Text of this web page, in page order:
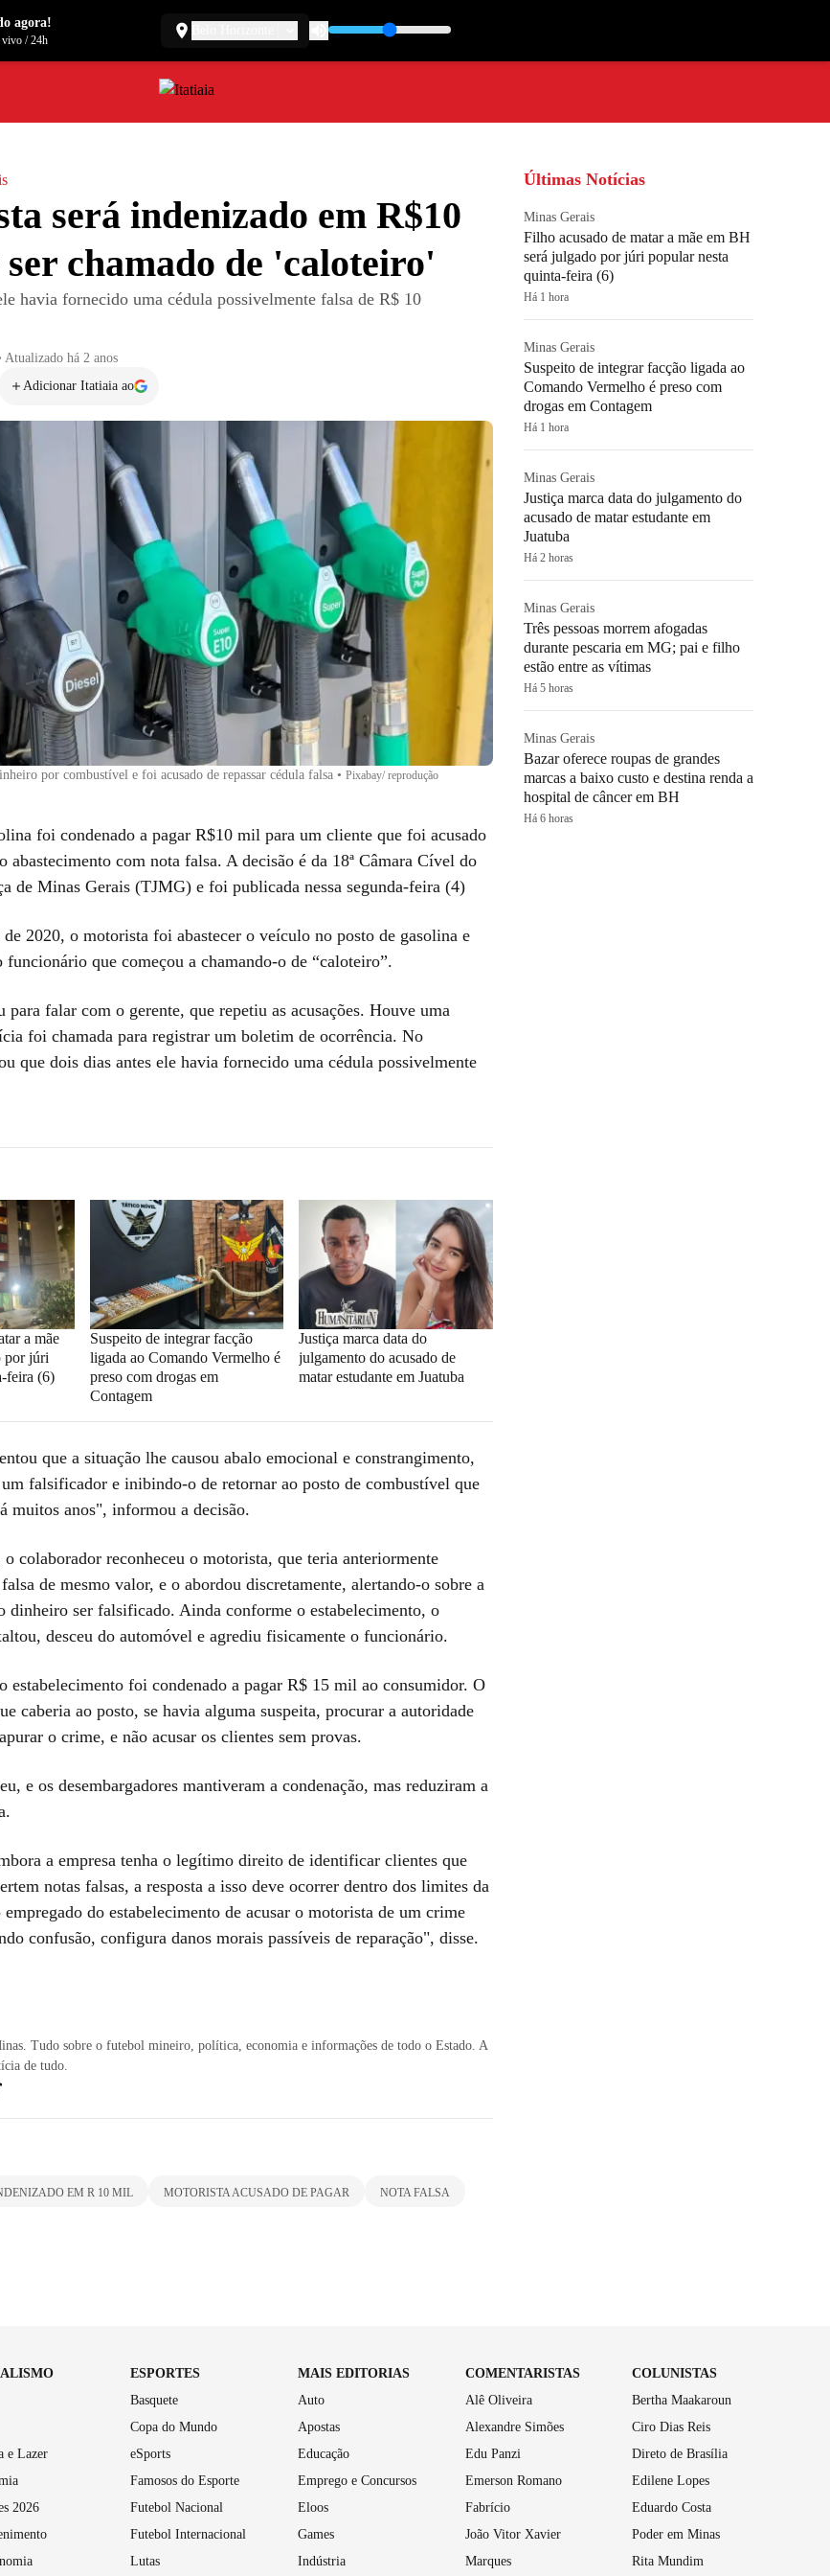
será indenizado em R$10
chamado de 'caloteiro'
havia fornecido uma cédula possivelmente falsa de R$ 10
Atualizado há 2 anos
Adicionar Itatiaia ao
por combustível e foi acusado de repassar cédula falsa • Pixabay/ reprodução
foi condenado a pagar R$10 mil para um cliente que foi acusado
abastecimento com nota falsa. A decisão é da 18ª Câmara Cível do
de Minas Gerais (TJMG) e foi publicada nessa segunda-feira (4)
2020, o motorista foi abastecer o veículo no posto de gasolina e
que começou a chamando-o de “caloteiro”.
para falar com o gerente, que repetiu as acusações. Houve uma
foi chamada para registrar um boletim de ocorrência. No
que dois dias antes ele havia fornecido uma cédula possivelmente
a mãe
por júri
feira (6)
Suspeito de integrar facção
ligada ao Comando Vermelho é
preso com drogas em
Contagem
Justiça marca data do
julgamento do acusado de
matar estudante em Juatuba
que a situação lhe causou abalo emocional e constrangimento,
falsificador e inibindo-o de retornar ao posto de combustível que
muitos anos", informou a decisão.
o colaborador reconheceu o motorista, que teria anteriormente
de mesmo valor, e o abordou discretamente, alertando-o sobre a
dinheiro ser falsificado. Ainda conforme o estabelecimento, o
desceu do automóvel e agrediu fisicamente o funcionário.
estabelecimento foi condenado a pagar R$ 15 mil ao consumidor. O
caberia ao posto, se havia alguma suspeita, procurar a autoridade
o crime, e não acusar os clientes sem provas.
e os desembargadores mantiveram a condenação, mas reduziram a
a empresa tenha o legítimo direito de identificar clientes que
notas falsas, a resposta a isso deve ocorrer dentro dos limites da
do estabelecimento de acusar o motorista de um crime
confusão, configura danos morais passíveis de reparação", disse.
Tudo sobre o futebol mineiro, política, economia e informações de todo o Estado. A
de tudo.
EM R 10 MIL MOTORISTA ACUSADO DE PAGAR
NOTA FALSA
Últimas Notícias
Minas Gerais
Filho acusado de matar a mãe em BH
será julgado por júri popular nesta
quinta-feira (6)
Há 1 hora
Minas Gerais
Suspeito de integrar facção ligada ao
Comando Vermelho é preso com
drogas em Contagem
Há 1 hora
Minas Gerais
Justiça marca data do julgamento do
acusado de matar estudante em
Juatuba
Há 2 horas
Minas Gerais
Três pessoas morrem afogadas
durante pescaria em MG; pai e filho
estão entre as vítimas
Há 5 horas
Minas Gerais
Bazar oferece roupas de grandes
marcas a baixo custo e destina renda a
hospital de câncer em BH
Há 6 horas
e Lazer
2026
ESPORTES
Basquete
Copa do Mundo
eSports
Famosos do Esporte
Futebol Nacional
Futebol Internacional
Lutas
MAIS EDITORIAS
Auto
Apostas
Educação
Emprego e Concursos
Eloos
Games
Indústria
COMENTARISTAS
Alê Oliveira
Alexandre Simões
Edu Panzi
Emerson Romano
Fabrício
João Vitor Xavier
Marques
COLUNISTAS
Bertha Maakaroun
Ciro Dias Reis
Direto de Brasília
Edilene Lopes
Eduardo Costa
Poder em Minas
Rita Mundim
agora!
vivo/24h